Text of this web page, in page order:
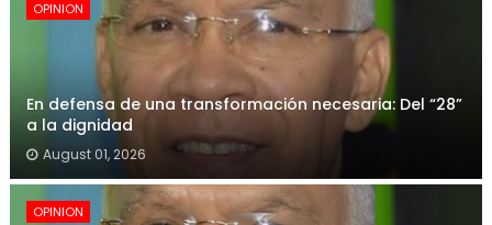
OPINION
En defensa de una transformación necesaria: Del “28”
a la dignidad
August 01, 2026
OPINION